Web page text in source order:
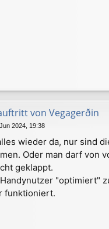
von Vegagerðin
2024, 19:38
wieder da, nur sind
Oder man darf von
geklappt.
"optimiert"
funktioniert.